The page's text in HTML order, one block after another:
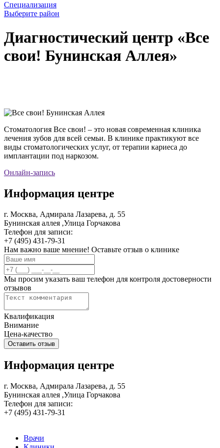
Специализация
Выберите район
Диагностический центр «Все
свои! Бунинская Аллея»
Стоматология Все свои! – это новая современная клиника
лечения зубов для всей семьи. В клинике практикуют все
виды стоматологических услуг, от терапии кариеса до
имплантации под наркозом.
Онлайн-запись
Информация центре
г. Москва, Адмирала Лазарева, д. 55
Бунинская аллея ,Улица Горчакова
Телефон для записи:
+7 (495) 431-79-31
Нам важно ваше мнение! Оставьте отзыв о клинике
Мы просим указать ваш телефон для контроля достоверности
отзывов
Квалификация
Внимание
Цена-качество
Информация центре
г. Москва, Адмирала Лазарева, д. 55
Бунинская аллея ,Улица Горчакова
Телефон для записи:
+7 (495) 431-79-31
Врачи